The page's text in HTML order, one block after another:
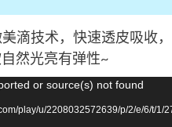
滴技术，快速透皮吸收
然光亮有弹性~
or source(s) not found
play/u/2208032572639/p/2/e/6/t/1/